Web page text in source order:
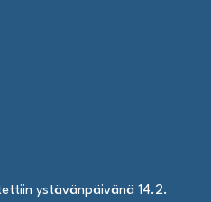
ystävänpäivänä 14.2.